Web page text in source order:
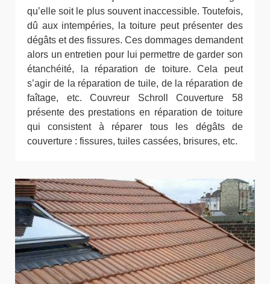
qu’elle soit le plus souvent inaccessible. Toutefois,
dû aux intempéries, la toiture peut présenter des
dégâts et des fissures. Ces dommages demandent
alors un entretien pour lui permettre de garder son
étanchéité, la réparation de toiture. Cela peut
s’agir de la réparation de tuile, de la réparation de
faîtage, etc. Couvreur Schroll Couverture 58
présente des prestations en réparation de toiture
qui consistent à réparer tous les dégâts de
couverture : fissures, tuiles cassées, brisures, etc.